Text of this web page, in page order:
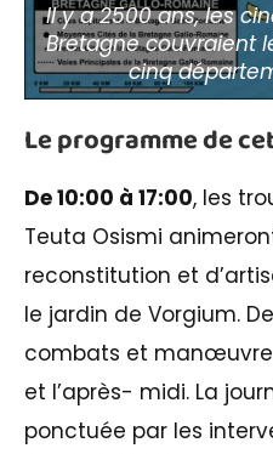
Il y a 2500 ans, les
Bretagne couvraient
cinq
Le programme de
De 10:00 à 17:00, les
Teuta Osismi
reconstitution et
le jardin de Vorgium.
combats et
et l’après- midi. La
ponctuée par les